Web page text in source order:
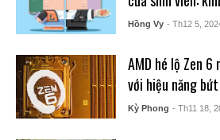
Hồng Vy - Th12 5,
AMD hé lộ Zen
với hiệu năng
Kỳ Phong - Th11 18,